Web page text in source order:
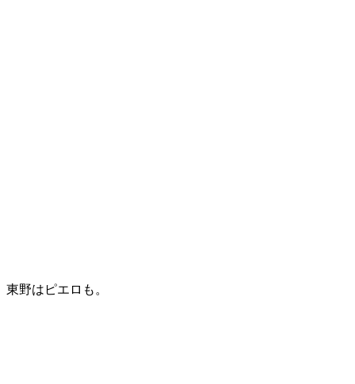
東野はピエロも。